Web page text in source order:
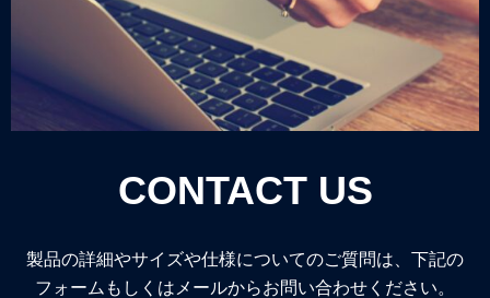
CONTACT US
製品の詳細やサイズや仕様についてのご質問は、下記の
フォームもしくはメールからお問い合わせください。